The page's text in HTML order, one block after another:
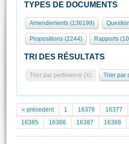
Présidence
577 députés
Groupes politiques
Séance publique
Commissions et autres
Europe et International
Pétitions
Documents parlementaires
Projets de loi
Rôle et pouvoirs de
Organisation de l'Assemblée
Présidence Conférence des
Statistiques et chiffres clés
Documents de référence
( Constitution | Règlement de
Visiter l'Assemblée
Visite virtuelle du palais
Assister à une séance
La Bibliothèque
Les archives
TYPES DE DOCUMENTS
Amendements (136199)
Propositions (2244) Rapports
TRI DES RÉSULTATS
Trier par pertinence (X) Trier par
« précedent 1 16376 16377
16385
16386 16387 16388